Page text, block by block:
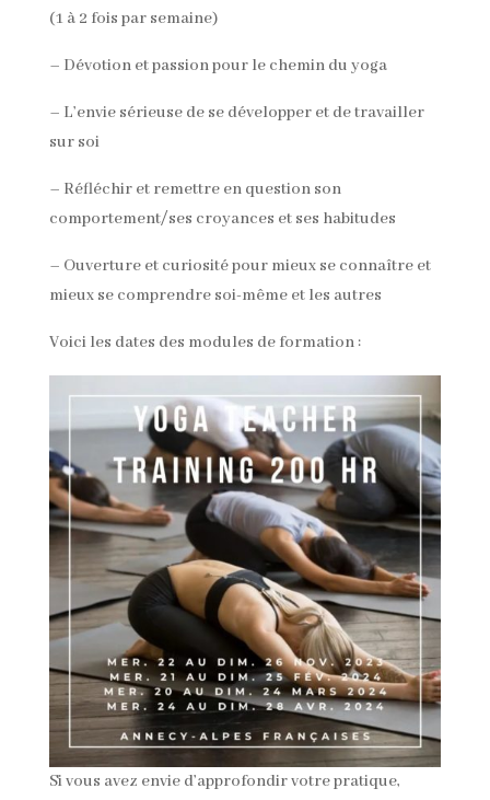
(1 à 2 fois par semaine)
– Dévotion et passion pour le chemin du yoga
– L’envie sérieuse de se développer et de travailler
sur soi
– Réfléchir et remettre en question son
comportement/ses croyances et ses habitudes
– Ouverture et curiosité pour mieux se connaître et
mieux se comprendre soi-même et les autres
Voici les dates des modules de formation :
Si vous avez envie d’approfondir votre pratique,